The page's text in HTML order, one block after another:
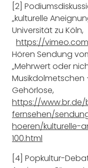
[2]
„kulturelle
Universität zu Köln,
https://
Hören Sendung
„Mehrwert oder
Gehörlose,
https://www.br.de/
fernsehen/
hoeren/kulturelle-
100.html
[4] Popkultur-